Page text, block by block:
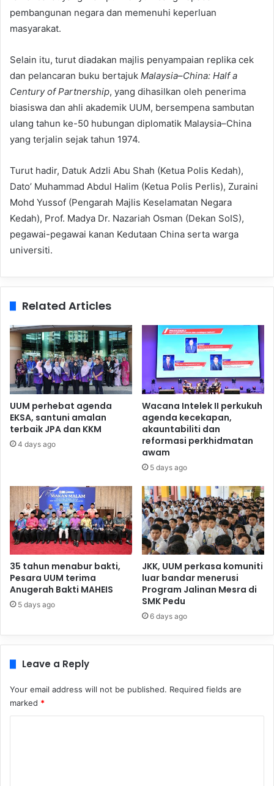
pembangunan negara dan memenuhi keperluan
masyarakat.
Selain itu, turut diadakan majlis penyampaian replika cek
dan pelancaran buku bertajuk Malaysia–China: Half a
Century of Partnership, yang dihasilkan oleh penerima
biasiswa dan ahli akademik UUM, bersempena sambutan
ulang tahun ke-50 hubungan diplomatik Malaysia–China
yang terjalin sejak tahun 1974.
Turut hadir, Datuk Adzli Abu Shah (Ketua Polis Kedah),
Dato’ Muhammad Abdul Halim (Ketua Polis Perlis), Zuraini
Mohd Yussof (Pengarah Majlis Keselamatan Negara
Kedah), Prof. Madya Dr. Nazariah Osman (Dekan SoIS),
pegawai-pegawai kanan Kedutaan China serta warga
universiti.
Related Articles
UUM perhebat agenda
EKSA, santuni amalan
terbaik JPA dan KKM
4 days ago
Wacana Intelek II perkukuh
agenda kecekapan,
akauntabiliti dan
reformasi perkhidmatan
awam
5 days ago
35 tahun menabur bakti,
Pesara UUM terima
Anugerah Bakti MAHEIS
5 days ago
JKK, UUM perkasa komuniti
luar bandar menerusi
Program Jalinan Mesra di
SMK Pedu
6 days ago
Leave a Reply
Your email address will not be published. Required fields are
marked *